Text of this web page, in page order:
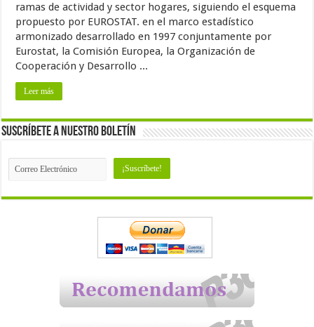
ramas de actividad y sector hogares, siguiendo el esquema
propuesto por EUROSTAT. en el marco estadístico
armonizado desarrollado en 1997 conjuntamente por
Eurostat, la Comisión Europea, la Organización de
Cooperación y Desarrollo ...
Leer más
Suscríbete a nuestro Boletín